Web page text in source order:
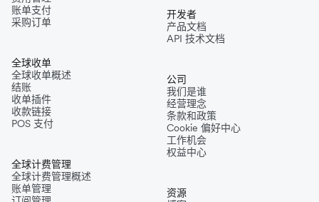
账单支付
采购订单
全球收单
全球收单概述
结账
收单插件
收款链接
POS 支付
全球计费管理
全球计费管理概述
账单管理
开发者
产品文档
API 技术文档
公司
我们是谁
经营理念
条款和政策
Cookie 偏好中心
工作机会
权益中心
资源